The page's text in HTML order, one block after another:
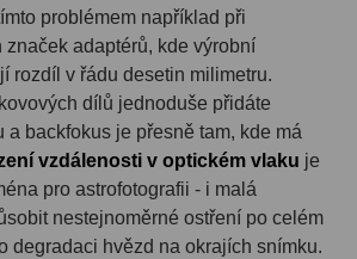
17 problémem například při
značek adaptérů, kde výrobní
rozdíl v řádu desetin milimetru.
dílů jednoduše přidáte
a backfokus je přesně tam, kde má
vzdálenosti v optickém vlaku je
pro astrofotografii - i malá
nestejnoměrné ostření po celém
degradaci hvězd na okrajích snímku.